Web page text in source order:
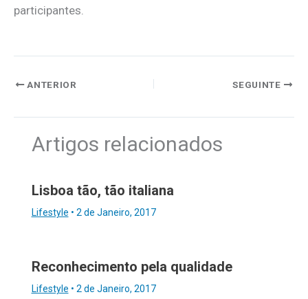
participantes.
ANTERIOR SEGUINTE
Artigos relacionados
Lisboa tão, tão italiana
Lifestyle • 2 de Janeiro, 2017
Reconhecimento pela qualidade
Lifestyle • 2 de Janeiro, 2017